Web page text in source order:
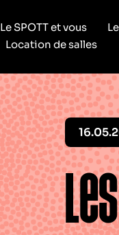
Le SPOTT et vous
Location de salles